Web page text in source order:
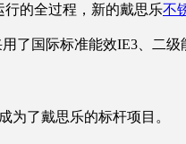
的全过程，新的戴思乐不
了国际标准能效IE3、二
为了戴思乐的标杆项目。